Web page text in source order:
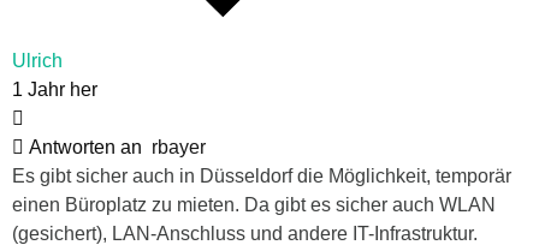
Ulrich
1 Jahr her
Antworten an rbayer
Es gibt sicher auch in Düsseldorf die Möglichkeit, temporär
einen Büroplatz zu mieten. Da gibt es sicher auch WLAN
(gesichert), LAN-Anschluss und andere IT-Infrastruktur.